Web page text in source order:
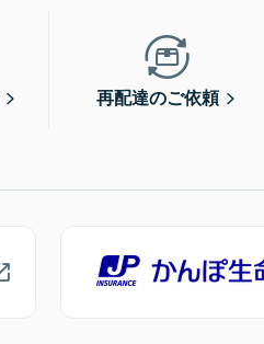
再配達のご依頼